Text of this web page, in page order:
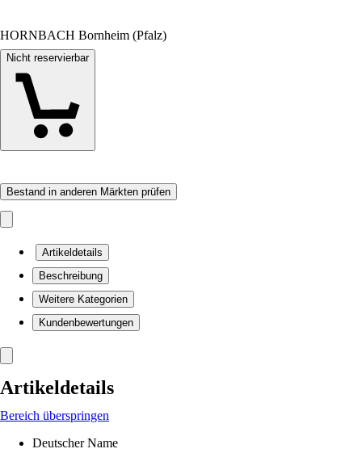
HORNBACH Bornheim (Pfalz)
Nicht reservierbar
Bestand in anderen Märkten prüfen
Artikeldetails
Beschreibung
Weitere Kategorien
Kundenbewertungen
Artikeldetails
Bereich überspringen
Deutscher Name